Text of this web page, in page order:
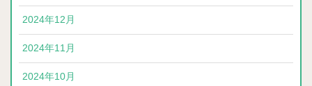
2024年12月
2024年11月
2024年10月